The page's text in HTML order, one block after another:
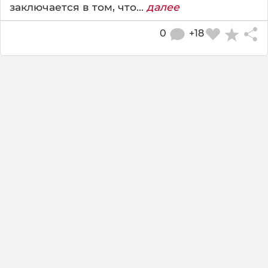
заключается в том, что... далее
+18
0